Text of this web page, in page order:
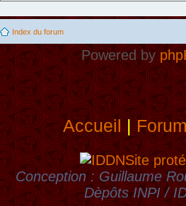
Index du forum
Powered by
Accueil|
Site
Conception : Guillaume
Dèpôts INPI /